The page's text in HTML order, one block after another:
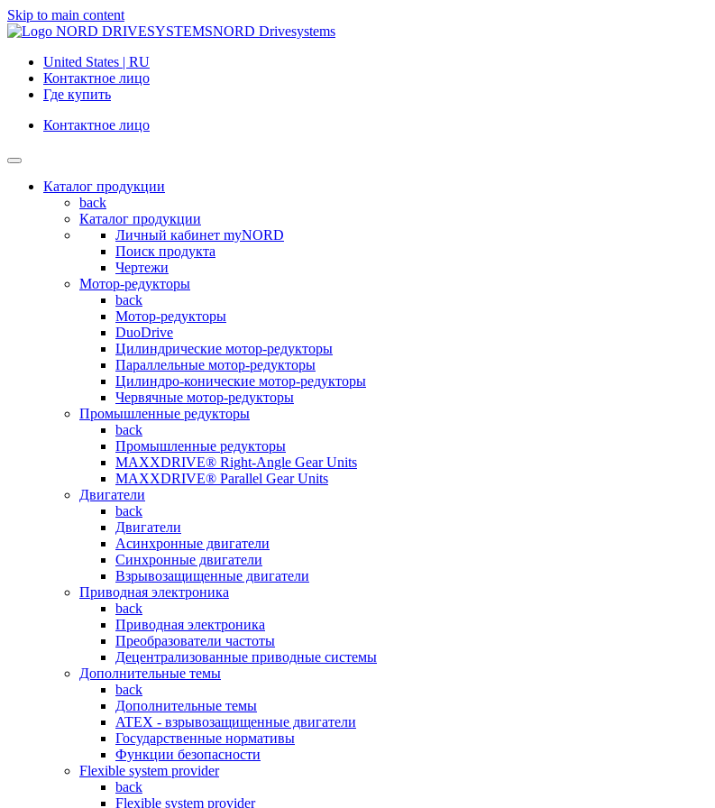
Skip to main content
NORD Drivesystems
United States | RU
Контактное лицо
Где купить
Контактное лицо
Каталог продукции
back
Каталог продукции
Личный кабинет myNORD
Поиск продукта
Чертежи
Мотор-редукторы
back
Мотор-редукторы
DuoDrive
Цилиндрические мотор-редукторы
Параллельные мотор-редукторы
Цилиндро-конические мотор-редукторы
Червячные мотор-редукторы
Промышленные редукторы
back
Промышленные редукторы
MAXXDRIVE® Right-Angle Gear Units
MAXXDRIVE® Parallel Gear Units
Двигатели
back
Двигатели
Асинхронные двигатели
Синхронные двигатели
Взрывозащищенные двигатели
Приводная электроника
back
Приводная электроника
Преобразователи частоты
Децентрализованные приводные системы
Дополнительные темы
back
Дополнительные темы
ATEX - взрывозащищенные двигатели
Государственные нормативы
Функции безопасности
Flexible system provider
back
Flexible system provider